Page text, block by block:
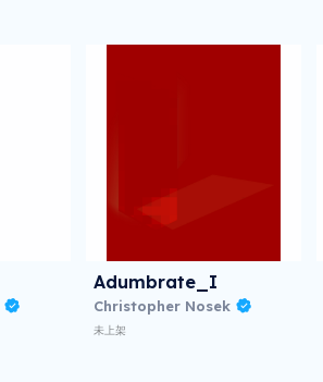
Adumbrate_I
Christopher Nosek
未上架